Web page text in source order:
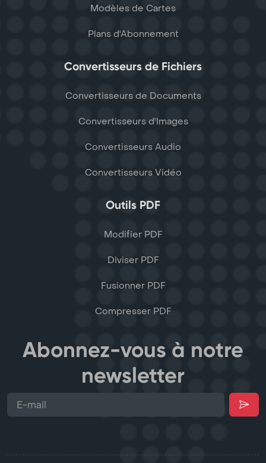
Modèles de Cartes
Plans d'Abonnement
Convertisseurs de Fichiers
Convertisseurs de Documents
Convertisseurs d'Images
Convertisseurs Audio
Convertisseurs Vidéo
Outils PDF
Modifier PDF
Diviser PDF
Fusionner PDF
Compresser PDF
Abonnez-vous à notre
newsletter